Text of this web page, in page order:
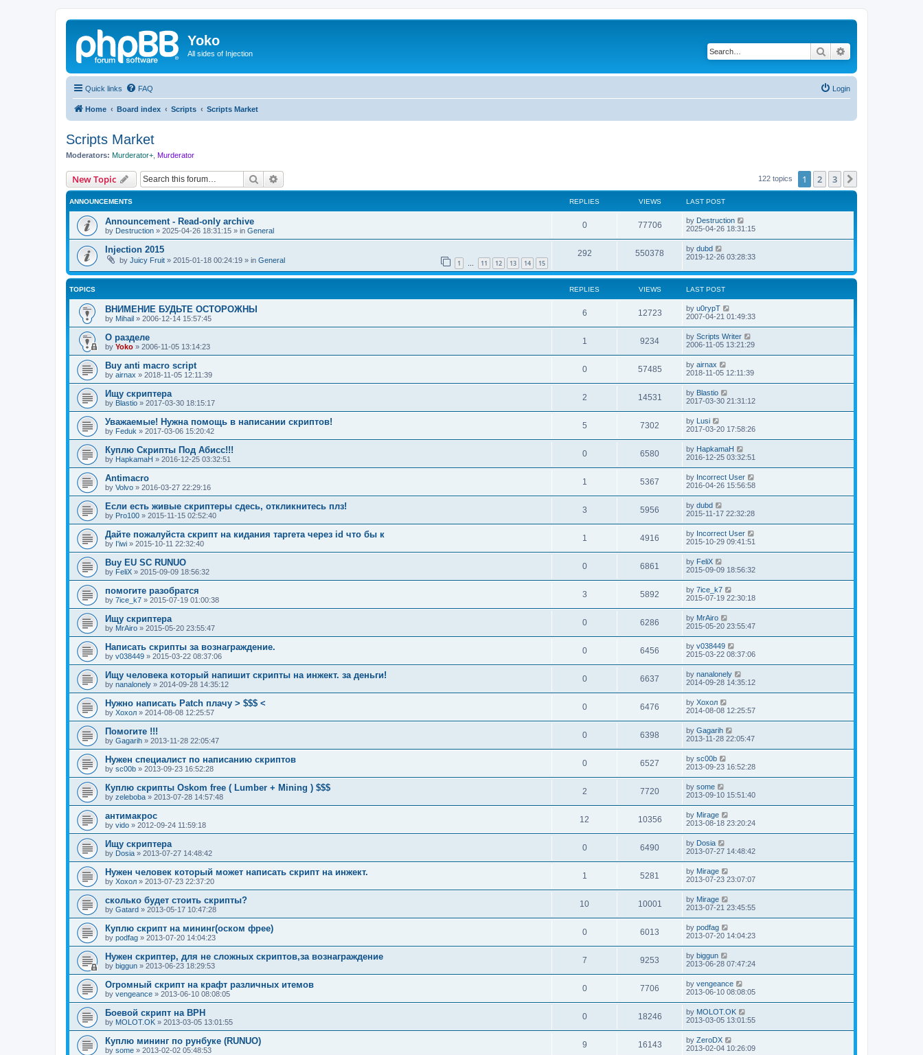
Yoko
All sides of Injection Search
Quick links FAQ Login
Home Board index Scripts Scripts Market
Scripts Market
Moderators: Murderator+ Murderator
New Topic Search 122 topics 1 2 3
ANNOUNCEMENTS REPLIES VIEWS LAST POST
Announcement - Read-only archive
by Destruction » 2025-04-26 18:31:15 » in General
0 77706 by Destruction
2025-04-26 18:31:15
Injection 2015
by Juicy Fruit » 2015-01-18 00:24:19 » in General 1 … 11 12 13 14 15
292 550378 by dubd
2019-12-26 03:28:33
TOPICS REPLIES VIEWS LAST POST
ВНИМЕНИЕ БУДЬТЕ ОСТОРОЖНЫ
by Mihail » 2006-12-14 15:57:45
6 12723 by u0rypT
2007-04-21 01:49:33
О разделе
by Yoko » 2006-11-05 13:14:23
1 9234 by Scripts Writer
2006-11-05 13:21:29
Buy anti macro script
by airnax » 2018-11-05 12:11:39
0 57485 by airnax
2018-11-05 12:11:39
Ищу скриптера
by Blastio » 2017-03-30 18:15:17
2 14531 by Blastio
2017-03-30 21:31:12
Уважаемые! Нужна помощь в написании скриптов!
by Feduk » 2017-03-06 15:20:42
5 7302 by Lusi
2017-03-20 17:58:26
Куплю Скрипты Под Абисс!!!
by HapkamaH » 2016-12-25 03:32:51
0 6580 by HapkamaH
2016-12-25 03:32:51
Antimacro
by Volvo » 2016-03-27 22:29:16
1 5367 by Incorrect User
2016-04-26 15:56:58
Если есть живые скриптеры сдесь, откликнитесь плз!
by Pro100 » 2015-11-15 02:52:40
3 5956 by dubd
2015-11-17 22:32:28
Дайте пожалуйста скрипт на кидания таргета через id что бы к
by I'iwi » 2015-10-11 22:32:40
1 4916 by Incorrect User
2015-10-29 09:41:51
Buy EU SC RUNUO
by FeliX » 2015-09-09 18:56:32
0 6861 by FeliX
2015-09-09 18:56:32
помогите разобратся
by 7ice_k7 » 2015-07-19 01:00:38
3 5892 by 7ice_k7
2015-07-19 22:30:18
Ищу скриптера
by MrAiro » 2015-05-20 23:55:47
0 6286 by MrAiro
2015-05-20 23:55:47
Написать скрипты за вознаграждение.
by v038449 » 2015-03-22 08:37:06
0 6456 by v038449
2015-03-22 08:37:06
Ищу человека который напишит скрипты на инжект. за деньги!
by nanalonely » 2014-09-28 14:35:12
0 6637 by nanalonely
2014-09-28 14:35:12
Нужно написать Patch плачу > $$$ <
by Хохол » 2014-08-08 12:25:57
0 6476 by Хохол
2014-08-08 12:25:57
Помогите !!!
by Gagarih » 2013-11-28 22:05:47
0 6398 by Gagarih
2013-11-28 22:05:47
Нужен специалист по написанию скриптов
by sc00b » 2013-09-23 16:52:28
0 6527 by sc00b
2013-09-23 16:52:28
Куплю скрипты Oskom free ( Lumber + Mining ) $$$
by zeleboba » 2013-07-28 14:57:48
2 7720 by some
2013-09-10 15:51:40
антимакрос
by vido » 2012-09-24 11:59:18
12 10356 by Mirage
2013-08-18 23:20:24
Ищу скриптера
by Dosia » 2013-07-27 14:48:42
0 6490 by Dosia
2013-07-27 14:48:42
Нужен человек который может написать скрипт на инжект.
by Хохол » 2013-07-23 22:37:20
1 5281 by Mirage
2013-07-23 23:07:07
сколько будет стоить скрипты?
by Gatard » 2013-05-17 10:47:28
10 10001 by Mirage
2013-07-21 23:45:55
Куплю скрипт на мининг(оском фрее)
by podfag » 2013-07-20 14:04:23
0 6013 by podfag
2013-07-20 14:04:23
Нужен скриптер, для не сложных скриптов,за вознаграждение
by biggun » 2013-06-23 18:29:53
7 9253 by biggun
2013-06-28 07:47:24
Огромный скрипт на крафт различных итемов
by vengeance » 2013-06-10 08:08:05
0 7706 by vengeance
2013-06-10 08:08:05
Боевой скрипт на ВРН
by MOLOT.OK » 2013-03-05 13:01:55
0 18246 by MOLOT.OK
2013-03-05 13:01:55
Куплю мининг по рунбуке (RUNUO)
by some » 2013-02-02 05:48:53
9 16143 by ZeroDX
2013-02-04 10:26:09